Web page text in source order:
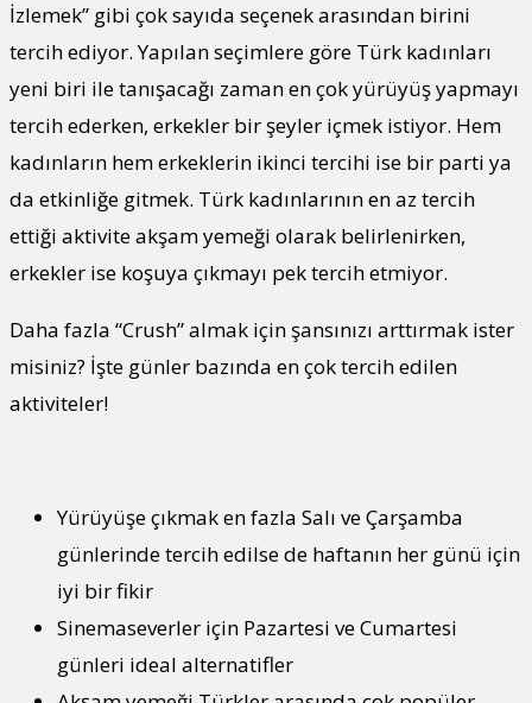
İzlemek” gibi çok sayıda seçenek arasından birini
tercih ediyor. Yapılan seçimlere göre Türk kadınları
yeni biri ile tanışacağı zaman en çok yürüyüş yapmayı
tercih ederken, erkekler bir şeyler içmek istiyor. Hem
kadınların hem erkeklerin ikinci tercihi ise bir parti ya
da etkinliğe gitmek. Türk kadınlarının en az tercih
ettiği aktivite akşam yemeği olarak belirlenirken,
erkekler ise koşuya çıkmayı pek tercih etmiyor.
Daha fazla “Crush” almak için şansınızı arttırmak ister
misiniz? İşte günler bazında en çok tercih edilen
aktiviteler!
Yürüyüşe çıkmak en fazla Salı ve Çarşamba
günlerinde tercih edilse de haftanın her günü için
iyi bir fikir
Sinemaseverler için Pazartesi ve Cumartesi
günleri ideal alternatifler